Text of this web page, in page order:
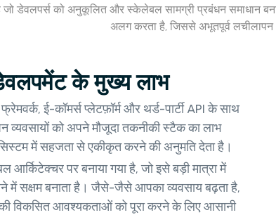
डेवलपर्स को अनुकूलित और स्केलेबल सामग्री प्रबंधन समाधान
अलग करता है, जिससे अभूतपूर्व लचीलापन
के मुख्य लाभ
ई-कॉमर्स प्लेटफ़ॉर्म और थर्ड-पार्टी API के साथ
को अपने मौजूदा तकनीकी स्टैक का लाभ
में सहजता से एकीकृत करने की अनुमति देता है।
आर्किटेक्चर पर बनाया गया है, जो इसे बड़ी मात्रा में
में सक्षम बनाता है। जैसे-जैसे आपका व्यवसाय बढ़ता है,
विकसित आवश्यकताओं को पूरा करने के लिए आसानी